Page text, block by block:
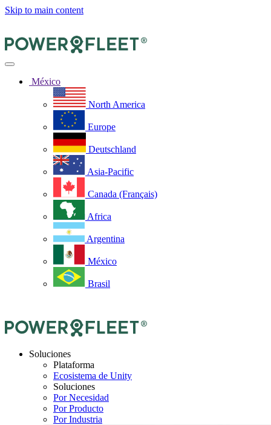
Skip to main content
México
North America
Europe
Deutschland
Asia-Pacific
Canada (Français)
Africa
Argentina
México
Brasil
Soluciones
Plataforma
Ecosistema de Unity
Soluciones
Por Necesidad
Por Producto
Por Industria